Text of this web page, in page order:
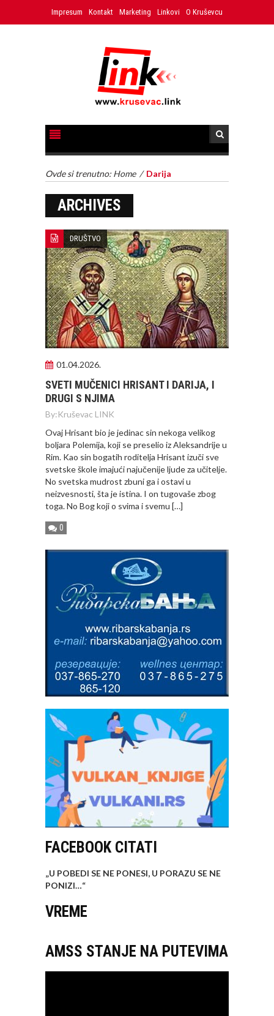
Impresum Kontakt Marketing Linkovi O Kruševcu
Ovde si trenutno: Home / Darija
ARCHIVES
DRUŠTVO
01.04.2026.
SVETI MUČENICI HRISANT I DARIJA, I
DRUGI S NJIMA
By:Kruševac LINK
Ovaj Hrisant bio je jedinac sin nekoga velikog
boljara Polemija, koji se preselio iz Aleksandrije u
Rim. Kao sin bogatih roditelja Hrisant izuči sve
svetske škole imajući najučenije ljude za učitelje.
No svetska mudrost zbuni ga i ostavi u
neizvesnosti, šta je istina. I on tugovaše zbog
toga. No Bog koji o svima i svemu […]
0
FACEBOOK CITATI
„U POBEDI SE NE PONESI, U PORAZU SE NE
PONIZI…“
VREME
AMSS STANJE NA PUTEVIMA